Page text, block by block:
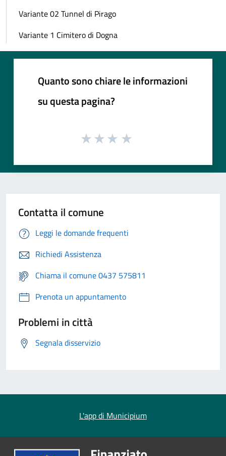
Variante 02 Tunnel di Pirago
Variante 1 Cimitero di Dogna
Quanto sono chiare le informazioni
su questa pagina?
Contatta il comune
Leggi le domande frequenti
Richiedi Assistenza
Chiama il comune 0437 575811
Prenota un appuntamento
Problemi in città
Segnala disservizio
L'app di Municipium